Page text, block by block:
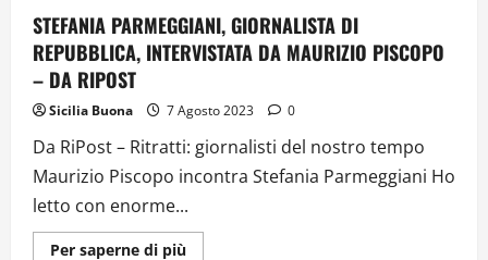
STEFANIA PARMEGGIANI, GIORNALISTA DI
REPUBBLICA, INTERVISTATA DA MAURIZIO PISCOPO
– DA RIPOST
Sicilia Buona 7 Agosto 2023 0
Da RiPost – Ritratti: giornalisti del nostro tempo
Maurizio Piscopo incontra Stefania Parmeggiani Ho
letto con enorme...
Per saperne di piùUlteriori